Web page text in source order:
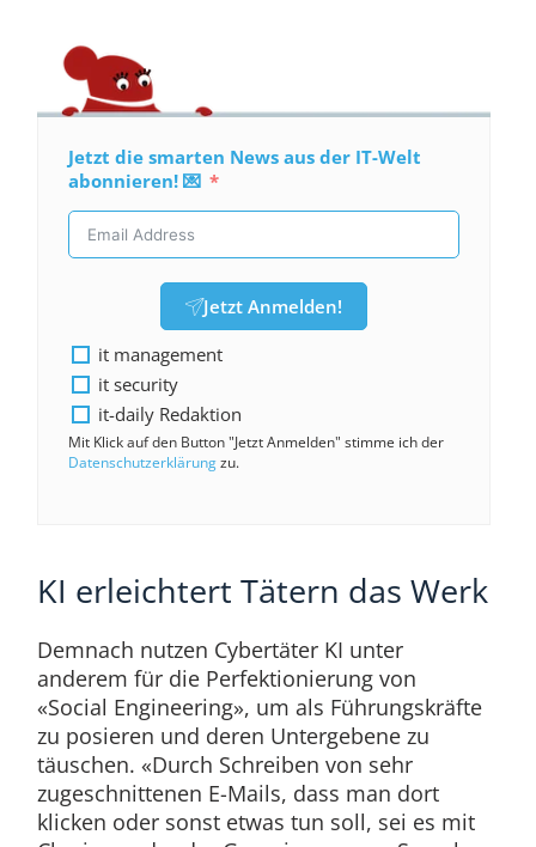
Jetzt die smarten News aus der IT-Welt
abonnieren! 💌
Jetzt Anmelden!
it management
it security
it-daily Redaktion
Mit Klick auf den Button "Jetzt Anmelden" stimme ich der
Datenschutzerklärungzu.
KI erleichtert Tätern das Werk
Demnach nutzen Cybertäter KI unter
anderem für die Perfektionierung von
«Social Engineering», um als Führungskräfte
zu posieren und deren Untergebene zu
täuschen. «Durch Schreiben von sehr
zugeschnittenen E-Mails, dass man dort
klicken oder sonst etwas tun soll, sei es mit